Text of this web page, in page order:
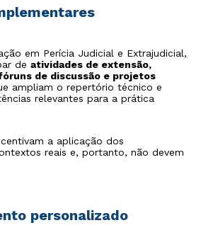
em Perícia Judicial e Extrajudicial,
de atividades de extensão,
de discussão e projetos
ampliam o repertório técnico e
relevantes para a prática
a aplicação dos
reais e, portanto, não devem
personalizado